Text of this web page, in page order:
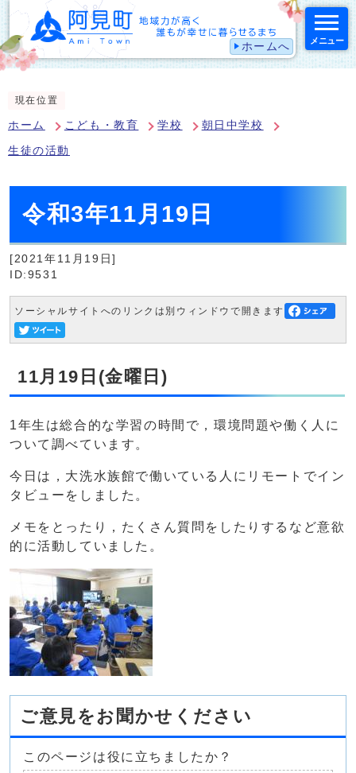
ホームへ メニュー
現在位置
ホーム こども・教育 学校 朝日中学校
生徒の活動
令和3年11月19日
[2021年11月19日]
ID:9531
ソーシャルサイトへのリンクは別ウィンドウで開きます
11月19日(金曜日)
1年生は総合的な学習の時間で，環境問題や働く人に
ついて調べています。
今日は，大洗水族館で働いている人にリモートでイン
タビューをしました。
メモをとったり，たくさん質問をしたりするなど意欲
的に活動していました。
ご意見をお聞かせください
このページは役に立ちましたか？